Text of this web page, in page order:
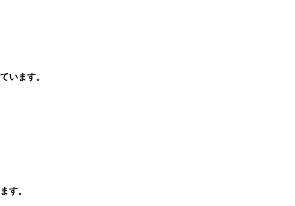
います。
す。